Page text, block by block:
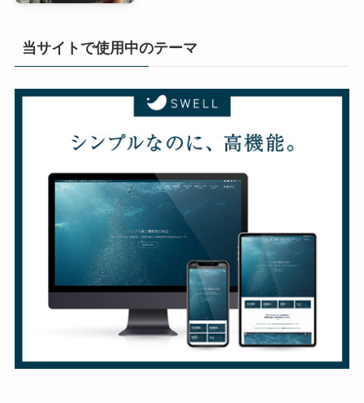
当サイトで使用中のテーマ